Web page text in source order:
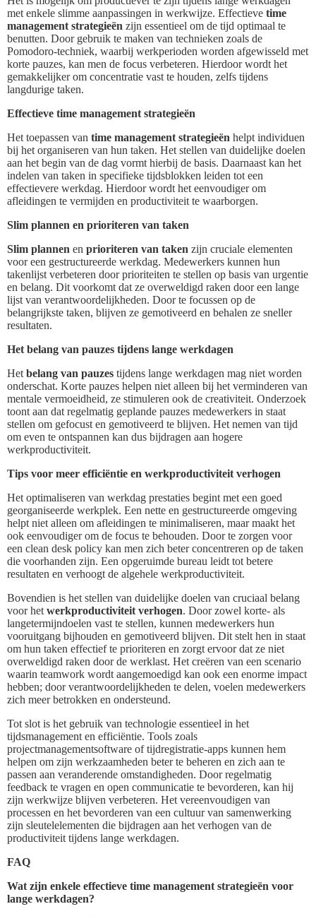
met enkele slimme aanpassingen in werkwijze. Effectieve time
management strategieën zijn essentieel om de tijd optimaal te
benutten. Door gebruik te maken van technieken zoals de
Pomodoro-techniek, waarbij werkperioden worden afgewisseld met
korte pauzes, kan men de focus verbeteren. Hierdoor wordt het
gemakkelijker om concentratie vast te houden, zelfs tijdens
langdurige taken.
Effectieve time management strategieën
Het toepassen van time management strategieën helpt individuen
bij het organiseren van hun taken. Het stellen van duidelijke doelen
aan het begin van de dag vormt hierbij de basis. Daarnaast kan het
indelen van taken in specifieke tijdsblokken leiden tot een
effectievere werkdag. Hierdoor wordt het eenvoudiger om
afleidingen te vermijden en productiviteit te waarborgen.
Slim plannen en prioriteren van taken
Slim plannen en prioriteren van taken zijn cruciale elementen
voor een gestructureerde werkdag. Medewerkers kunnen hun
takenlijst verbeteren door prioriteiten te stellen op basis van urgentie
en belang. Dit voorkomt dat ze overweldigd raken door een lange
lijst van verantwoordelijkheden. Door te focussen op de
belangrijkste taken, blijven ze gemotiveerd en behalen ze sneller
resultaten.
Het belang van pauzes tijdens lange werkdagen
Het belang van pauzes tijdens lange werkdagen mag niet worden
onderschat. Korte pauzes helpen niet alleen bij het verminderen van
mentale vermoeidheid, ze stimuleren ook de creativiteit. Onderzoek
toont aan dat regelmatig geplande pauzes medewerkers in staat
stellen om gefocust en gemotiveerd te blijven. Het nemen van tijd
om even te ontspannen kan dus bijdragen aan hogere
werkproductiviteit.
Tips voor meer efficiëntie en werkproductiviteit verhogen
Het optimaliseren van werkdag prestaties begint met een goed
georganiseerde werkplek. Een nette en gestructureerde omgeving
helpt niet alleen om afleidingen te minimaliseren, maar maakt het
ook eenvoudiger om de focus te behouden. Door te zorgen voor
een clean desk policy kan men zich beter concentreren op de taken
die voorhanden zijn. Een opgeruimde bureau leidt tot betere
resultaten en verhoogt de algehele werkproductiviteit.
Bovendien is het stellen van duidelijke doelen van cruciaal belang
voor het werkproductiviteit verhogen. Door zowel korte- als
langetermijndoelen vast te stellen, kunnen medewerkers hun
vooruitgang bijhouden en gemotiveerd blijven. Dit stelt hen in staat
om hun taken effectief te prioriteren en zorgt ervoor dat ze niet
overweldigd raken door de werklast. Het creëren van een scenario
waarin teamwork wordt aangemoedigd kan ook een enorme impact
hebben; door verantwoordelijkheden te delen, voelen medewerkers
zich meer betrokken en ondersteund.
Tot slot is het gebruik van technologie essentieel in het
tijdsmanagement en efficiëntie. Tools zoals
projectmanagementsoftware of tijdregistratie-apps kunnen hem
helpen om zijn werkzaamheden beter te beheren en zich aan te
passen aan veranderende omstandigheden. Door regelmatig
feedback te vragen en open communicatie te bevorderen, kan hij
zijn werkwijze blijven verbeteren. Het vereenvoudigen van
processen en het bevorderen van een cultuur van samenwerking
zijn sleutelelementen die bijdragen aan het verhogen van de
productiviteit tijdens lange werkdagen.
FAQ
Wat zijn enkele effectieve time management strategieën voor
lange werkdagen?